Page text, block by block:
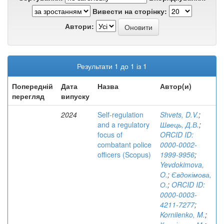
Вивести на сторінку:
Автори:
Результати 1 до 1 із 1
Попередній
перегляд
Дата
випуску
Назва Автор(и)
2024
Self-regulation
and a regulatory
focus of
combatant police
officers (Scopus)
Shvets, D.V.;
Швець, Д.В.;
ORCID ID:
0000-0002-
1999-9956;
Yevdokimova,
O.; Євдокімова,
О.; ORCID ID:
0000-0003-
4211-7277;
Korniienko, M.;